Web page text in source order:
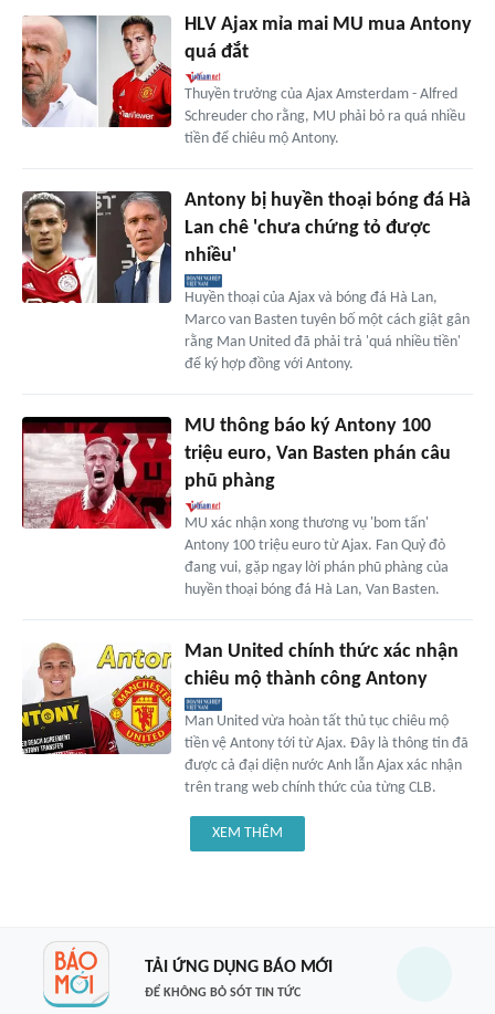
HLV Ajax mỉa mai MU mua Antony
quá đắt
Thuyền trưởng của Ajax Amsterdam - Alfred
Schreuder cho rằng, MU phải bỏ ra quá nhiều
tiền để chiêu mộ Antony.
Antony bị huyền thoại bóng đá Hà
Lan chê 'chưa chứng tỏ được
nhiều'
Huyền thoại của Ajax và bóng đá Hà Lan,
Marco van Basten tuyên bố một cách giật gân
rằng Man United đã phải trả 'quá nhiều tiền'
để ký hợp đồng với Antony.
MU thông báo ký Antony 100
triệu euro, Van Basten phán câu
phũ phàng
MU xác nhận xong thương vụ 'bom tấn'
Antony 100 triệu euro từ Ajax. Fan Quỷ đỏ
đang vui, gặp ngay lời phán phũ phàng của
huyền thoại bóng đá Hà Lan, Van Basten.
Man United chính thức xác nhận
chiêu mộ thành công Antony
Man United vừa hoàn tất thủ tục chiêu mộ
tiền vệ Antony tới từ Ajax. Đây là thông tin đã
được cả đại diện nước Anh lẫn Ajax xác nhận
trên trang web chính thức của từng CLB.
XEM THÊM
TẢI ỨNG DỤNG BÁO MỚI
ĐỂ KHÔNG BỎ SÓT TIN TỨC